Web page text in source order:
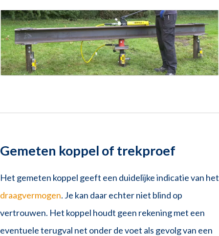
Gemeten koppel of trekproef
Het gemeten koppel geeft een duidelijke indicatie van het
draagvermogen. Je kan daar echter niet blind op
vertrouwen. Het koppel houdt geen rekening met een
eventuele terugval net onder de voet als gevolg van een